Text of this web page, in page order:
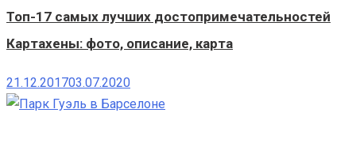
Топ-17 самых лучших достопримечательностей
Картахены: фото, описание, карта
21.12.201703.07.2020